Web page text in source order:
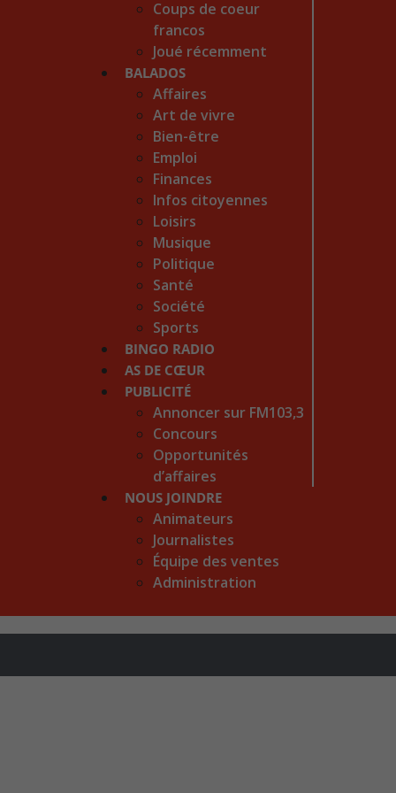
Coups de coeur
francos
Joué récemment
BALADOS
Affaires
Art de vivre
Bien-être
Emploi
Finances
Infos citoyennes
Loisirs
Musique
Politique
Santé
Société
Sports
BINGO RADIO
AS DE CŒUR
PUBLICITÉ
Annoncer sur FM103,3
Concours
Opportunités
d’affaires
NOUS JOINDRE
Animateurs
Journalistes
Équipe des ventes
Administration